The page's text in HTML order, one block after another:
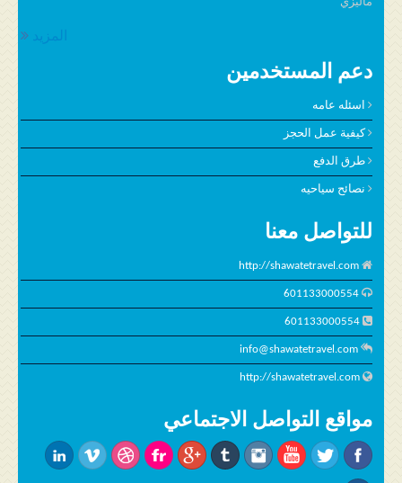
المزيد
دعم المستخدمين
اسئله عامه
كيفية عمل الحجز
طرق الدفع
نصائح سياحيه
للتواصل معنا
http://shawatetravel.com
601133000554
601133000554
info@shawatetravel.com
http://shawatetravel.com
مواقع التواصل الاجتماعي